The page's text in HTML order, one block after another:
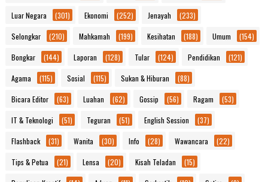
Luar Negara (301) Ekonomi (252) Jenayah (233)
Selongkar (210) Mahkamah (199) Kesihatan (188) Umum (154)
Bongkar (144) Laporan (128) Tular (124) Pendidikan (121)
Agama (115) Sosial (115) Sukan & Hiburan (88)
Bicara Editor (63) Luahan (62) Gossip (56) Ragam (53)
IT & Teknologi (51) Teguran (51) English Session (37)
Flashback (31) Wanita (30) Info (28) Wawancara (22)
Tips & Petua (21) Lensa (20) Kisah Teladan (15)